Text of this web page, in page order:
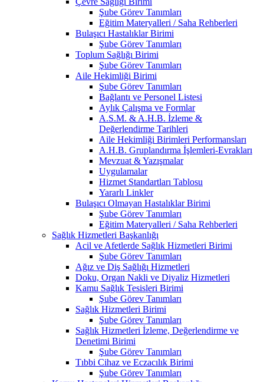
Şube Görev Tanımları
Eğitim Materyalleri / Saha Rehberleri
Bulaşıcı Hastalıklar Birimi
Şube Görev Tanımları
Toplum Sağlığı Birimi
Şube Görev Tanımları
Aile Hekimliği Birimi
Şube Görev Tanımları
Bağlantı ve Personel Listesi
Aylık Çalışma ve Formlar
A.S.M. & A.H.B. İzleme &
Değerlendirme Tarihleri
Aile Hekimliği Birimleri Performansları
A.H.B. Gruplandırma İşlemleri-Evrakları
Mevzuat & Yazışmalar
Uygulamalar
Hizmet Standartları Tablosu
Yararlı Linkler
Bulaşıcı Olmayan Hastalıklar Birimi
Şube Görev Tanımları
Eğitim Materyalleri / Saha Rehberleri
Sağlık Hizmetleri Başkanlığı
Acil ve Afetlerde Sağlık Hizmetleri Birimi
Şube Görev Tanımları
Ağız ve Diş Sağlığı Hizmetleri
Doku, Organ Nakli ve Diyaliz Hizmetleri
Kamu Sağlık Tesisleri Birimi
Şube Görev Tanımları
Sağlık Hizmetleri Birimi
Şube Görev Tanımları
Sağlık Hizmetleri İzleme, Değerlendirme ve
Denetimi Birimi
Şube Görev Tanımları
Tıbbi Cihaz ve Eczacılık Birimi
Şube Görev Tanımları